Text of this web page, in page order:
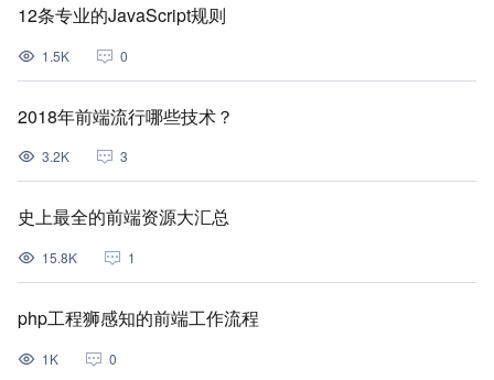
12条专业的JavaScript规则
1.5K 0
2018年前端流行哪些技术？
3.2K 3
史上最全的前端资源大汇总
15.8K 1
php工程狮感知的前端工作流程
1K 0